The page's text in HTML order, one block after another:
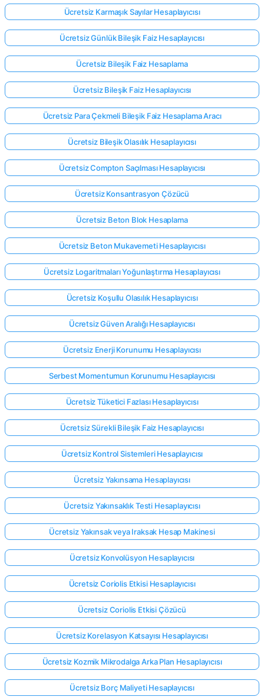
Ücretsiz Karmaşık Sayılar Hesaplayıcısı
Ücretsiz Günlük Bileşik Faiz Hesaplayıcısı
Ücretsiz Bileşik Faiz Hesaplama
Ücretsiz Bileşik Faiz Hesaplayıcısı
Ücretsiz Para Çekmeli Bileşik Faiz Hesaplama Aracı
Ücretsiz Bileşik Olasılık Hesaplayıcısı
Ücretsiz Compton Saçılması Hesaplayıcısı
Ücretsiz Konsantrasyon Çözücü
Ücretsiz Beton Blok Hesaplama
Ücretsiz Beton Mukavemeti Hesaplayıcısı
Ücretsiz Logaritmaları Yoğunlaştırma Hesaplayıcısı
Ücretsiz Koşullu Olasılık Hesaplayıcısı
Ücretsiz Güven Aralığı Hesaplayıcısı
Ücretsiz Enerji Korunumu Hesaplayıcısı
Serbest Momentumun Korunumu Hesaplayıcısı
Ücretsiz Tüketici Fazlası Hesaplayıcısı
Ücretsiz Sürekli Bileşik Faiz Hesaplayıcısı
Ücretsiz Kontrol Sistemleri Hesaplayıcısı
Ücretsiz Yakınsama Hesaplayıcısı
Ücretsiz Yakınsaklık Testi Hesaplayıcısı
Ücretsiz Yakınsak veya Iraksak Hesap Makinesi
Ücretsiz Konvolüsyon Hesaplayıcısı
Ücretsiz Coriolis Etkisi Hesaplayıcısı
Ücretsiz Coriolis Etkisi Çözücü
Ücretsiz Korelasyon Katsayısı Hesaplayıcısı
Ücretsiz Kozmik Mikrodalga Arka Plan Hesaplayıcısı
Ücretsiz Borç Maliyeti Hesaplayıcısı